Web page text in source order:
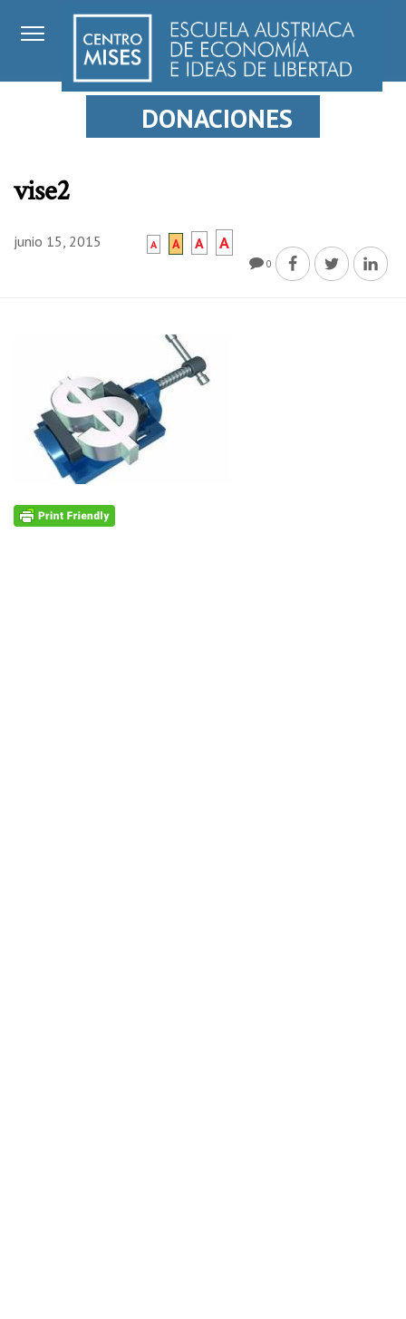
DONACIONES
vise2
junio 15, 2015 A A A A
0